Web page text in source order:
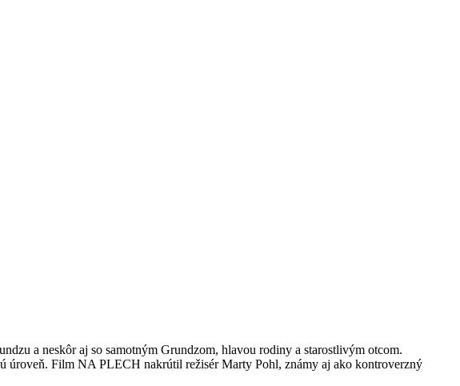
a neskôr aj so samotným Grundzom, hlavou rodiny a starostlivým otcom.
úroveň. Film NA PLECH nakrútil režisér Marty Pohl, známy aj ako kontroverzný